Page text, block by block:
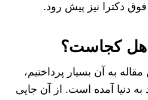
دکترا نیز پیش رود.
کجاست؟
به آن بسیار پرداختیم،
دنیا آمده است. از آن جایی